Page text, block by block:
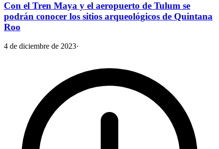
Con el Tren Maya y el aeropuerto de Tulum se
podrán conocer los sitios arqueológicos de Quintana
Roo
4 de diciembre de 2023·